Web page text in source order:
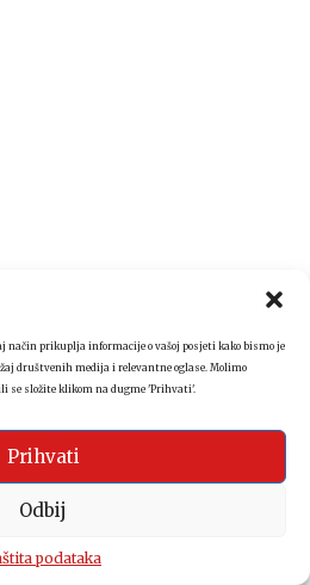
način prikuplja informacije o vašoj posjeti kako bismo je
društvenih medija i relevantne oglase. Molimo
se složite klikom na dugme 'Prihvati'.
Prihvati
Odbij
podataka